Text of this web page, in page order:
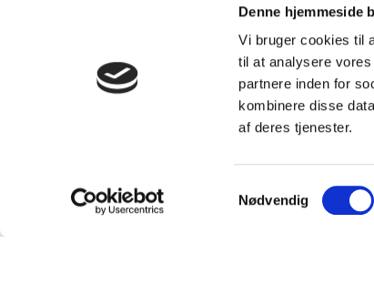
Denne hjemmeside
Vi bruger cookies til
til at analysere
partnere inden for
kombinere disse
af deres tjenester.
Samtykkevalg
Nødvendig